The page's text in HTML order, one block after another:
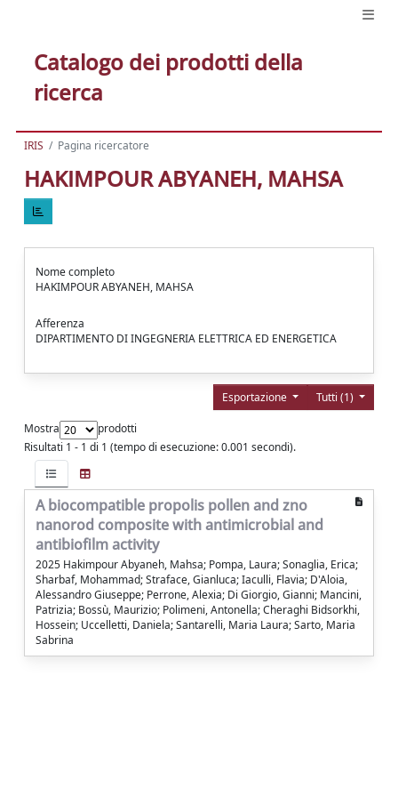
Catalogo dei prodotti della
ricerca
IRIS Pagina ricercatore
HAKIMPOUR ABYANEH, MAHSA
Nome completo
HAKIMPOUR ABYANEH, MAHSA
Afferenza
DIPARTIMENTO DI INGEGNERIA ELETTRICA ED ENERGETICA
Tutti (1)
Esportazione
Mostra
prodotti
Risultati 1 - 1 di 1 (tempo di esecuzione: 0.001 secondi).
A biocompatible propolis pollen and zno
nanorod composite with antimicrobial and
antibiofilm activity
2025 Hakimpour Abyaneh, Mahsa; Pompa, Laura; Sonaglia, Erica;
Sharbaf, Mohammad; Straface, Gianluca; Iaculli, Flavia; D'Aloia,
Alessandro Giuseppe; Perrone, Alexia; Di Giorgio, Gianni; Mancini,
Patrizia; Bossù, Maurizio; Polimeni, Antonella; Cheraghi Bidsorkhi,
Hossein; Uccelletti, Daniela; Santarelli, Maria Laura; Sarto, Maria
Sabrina